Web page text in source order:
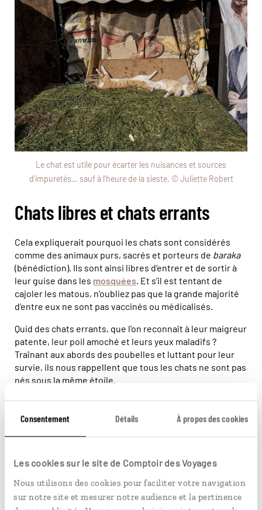
Consentement Détails À propos des cookies
Les cookies sur le site de Comptoir des Voyages
Nous utilisons des cookies pour faciliter votre navigation
sur notre site et mesurer notre audience et la pertinence
Le chat est utile pour écarter les nuisances et sources
d'impuretés… sauf à l'heure de la sieste. © Juliette Robert
Chats libres et chats errants
Cela expliquerait pourquoi les chats sont considérés
comme des animaux purs, sacrés et porteurs de baraka
(bénédiction). Ils sont ainsi libres d’entrer et de sortir à
leur guise dans les mosquées . Et s’il est tentant de
cajoler les matous, n’oubliez pas que la grande majorité
d'entre eux ne sont pas vaccinés ou médicalisés.
Quid des chats errants, que l'on reconnaît à leur maigreur
patente, leur poil amoché et leurs yeux maladifs ?
Traînant aux abords des poubelles et luttant pour leur
survie, ils nous rappellent que tous les chats ne sont pas
nés sous la même étoile.